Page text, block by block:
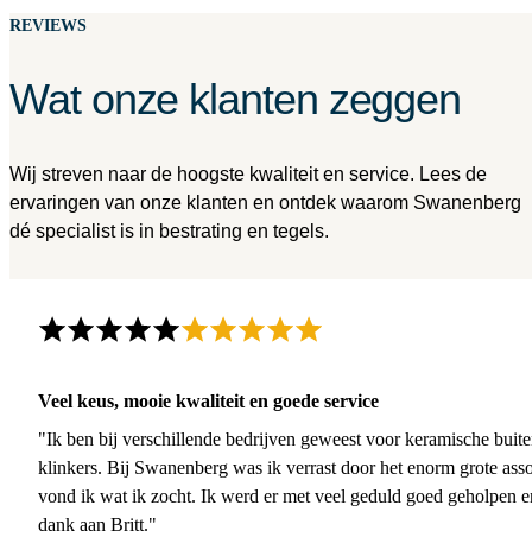
REVIEWS
Wat onze klanten zeggen
Wij streven naar de hoogste kwaliteit en service. Lees de
ervaringen van onze klanten en ontdek waarom Swanenberg
dé specialist is in bestrating en tegels.
Veel keus, mooie kwaliteit en goede service
"Ik ben bij verschillende bedrijven geweest voor keramische
klinkers. Bij Swanenberg was ik verrast door het enorm grote
vond ik wat ik zocht. Ik werd er met veel geduld goed geholpen
dank aan Britt."